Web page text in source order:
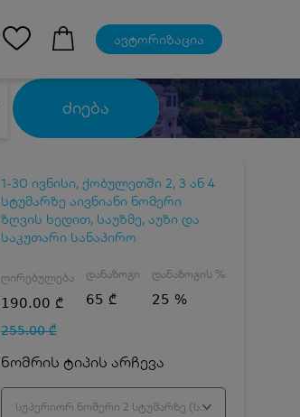
ავტორიზაცია
ძიება
1-30 ივნისი, ქობულეთში 2, 3 ან 4
სტუმარზე აივნიანი ნომერი
ზღვის ხედით, საუზმე, აუზი და
საკუთარი სანაპირო
ღირებულება
190.00 ₾
255.00 ₾
დანაზოგი
65 ₾
დანაზოგის %
25 %
ნომრის ტიპის არჩევა
სუპერიორ ნომერი 2 სტუმარზე (სამზარეულოთი)